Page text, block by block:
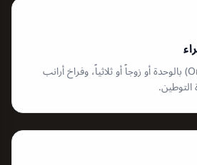
أرانب برية (Oryctolagus) بالوحدة أو زوجاً أو ثلاثياً، وفراخ أرانب
التوطين.